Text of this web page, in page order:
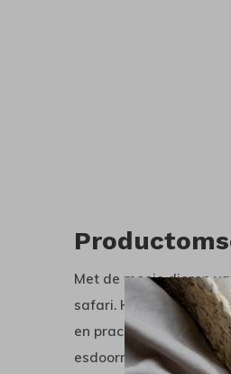
Met de mooie dieren
safari. Holztiger is een
en prachtige
esdoorn- of